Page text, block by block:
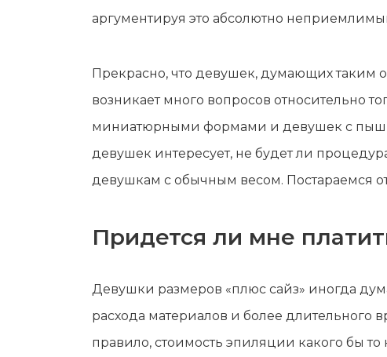
аргументируя это абсолютно
Прекрасно, что девушек, думающих таким
возникает много вопросов относительно
миниатюрными формами и девушек с
девушек интересует, не будет ли
девушкам с обычным весом. Постараемся
Придется ли мне
Девушки размеров «плюс сайз» иногда
расхода материалов и более длительного
правило, стоимость эпиляции какого бы